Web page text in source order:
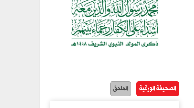
الصحيفة الورقية الملحق